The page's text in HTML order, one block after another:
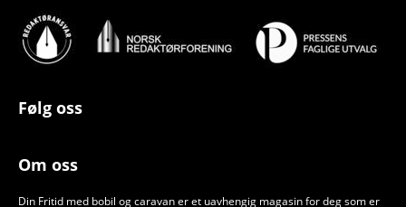
Følg oss
Om oss
Din Fritid med bobil og caravan er et uavhengig magasin for deg som er